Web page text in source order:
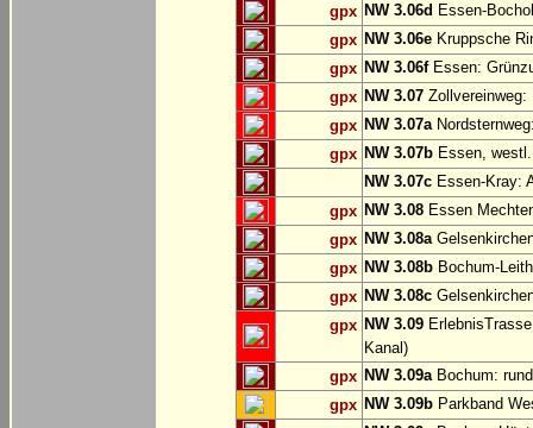
gpx NW 3.06d Essen-
gpx NW 3.06e Kruppsche
gpx NW 3.06fEssen:
gpx NW 3.07 Zollvereinweg:
gpx NW 3.07a
gpx NW 3.07b Essen,
NW 3.07c Essen-Kray:
gpx NW 3.08 Essen
gpx NW 3.08a
gpx NW 3.08b Bochum-
gpx NW 3.08c
gpx NW 3.09
Kanal)
gpx NW 3.09aBochum:
gpx NW 3.09b Parkband